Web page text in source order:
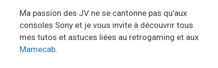
Ma passion des JV ne se cantonne pas qu’aux
consoles Sony et je vous invite à découvrir tous
mes tutos et astuces liées au retrogaming et aux
Mamecab.